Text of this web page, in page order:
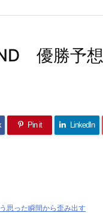
優勝予想
Pin it LinkedIn
思った瞬間から歪み出す